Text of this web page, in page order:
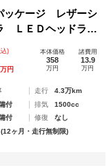
ケージ レザーシ
ＥＤヘッドライ
)
万円
本体価格
358
万円
諸費用
13.9
万円
走行
4.3万km
付 排気
1500cc
付 修復
なし
ヶ月・走行無制限)